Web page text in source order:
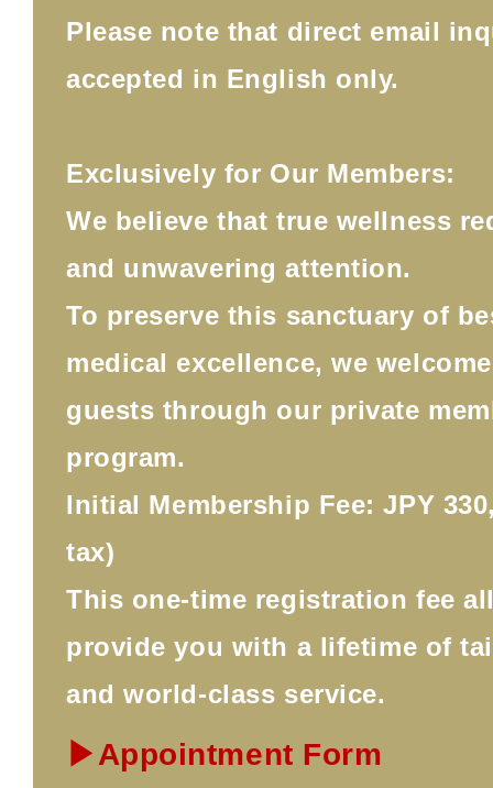
Please note that direct email
accepted in English only.
Exclusively for Our Members:
We believe that true wellness
and unwavering attention.
To preserve this sanctuary of
medical excellence, we
guests through our private
program.
Initial Membership Fee: JPY
tax)
This one-time registration fee
provide you with a lifetime of
and world-class service.
▶Appointment Form